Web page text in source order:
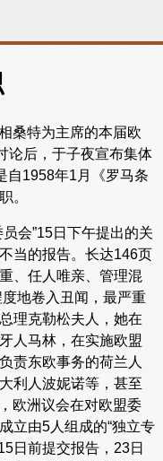
桑特为主席的本届欧
论后，于子夜宣布集体
自1958年1月《罗马条
。
会”15日下午提出的关
当的报告。长达146页
、任人唯亲、管理混
地卷入丑闻，最严重
理克勒松夫人，她在
人马林，在实施欧盟
责东欧事务的荷兰人
利人波妮诺等，甚至
欧洲议会在对欧盟委
立由5人组成的“独立专
日前提交报告，23日